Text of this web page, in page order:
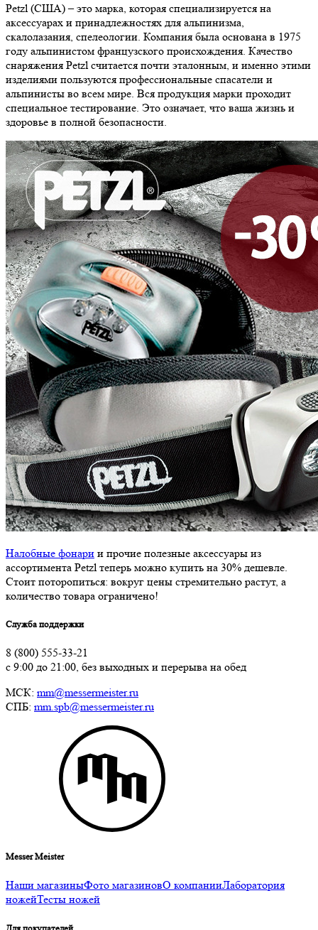
Petzl (США) – это марка, которая специализируется на
аксессуарах и принадлежностях для альпинизма,
скалолазания, спелеологии. Компания была основана в 1975
году альпинистом французского происхождения. Качество
снаряжения Petzl считается почти эталонным, и именно этими
изделиями пользуются профессиональные спасатели и
альпинисты во всем мире. Вся продукция марки проходит
специальное тестирование. Это означает, что ваша жизнь и
здоровье в полной безопасности.
Налобные фонари и прочие полезные аксессуары из
ассортимента Petzl теперь можно купить на 30% дешевле.
Стоит поторопиться: вокруг цены стремительно растут, а
количество товара ограничено!
Служба поддержки
8 (800) 555-33-21
с 9:00 до 21:00, без выходных и перерыва на обед
МСК: mm@messermeister.ru
СПБ: mm.spb@messermeister.ru
Messer Meister
Наши магазиныФото магазиновО компанииЛаборатория
ножейТесты ножей